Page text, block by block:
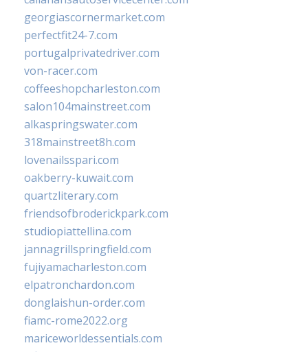
georgiascornermarket.com
perfectfit24-7.com
portugalprivatedriver.com
von-racer.com
coffeeshopcharleston.com
salon104mainstreet.com
alkaspringswater.com
318mainstreet8h.com
lovenailsspari.com
oakberry-kuwait.com
quartzliterary.com
friendsofbroderickpark.com
studiopiattellina.com
jannagrillspringfield.com
fujiyamacharleston.com
elpatronchardon.com
donglaishun-order.com
fiamc-rome2022.org
mariceworldessentials.com